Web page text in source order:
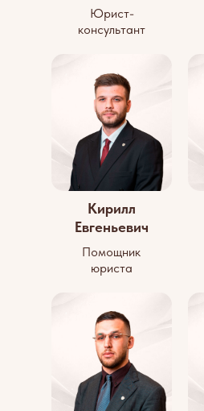
Юрист-
консультант
Кирилл
Евгеньевич
Помощник
юриста